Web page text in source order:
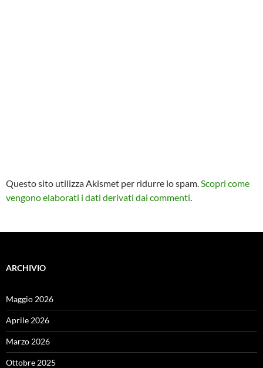
Questo sito utilizza Akismet per ridurre lo spam.Scopri come
vengono elaborati i dati derivati dai commenti.
ARCHIVIO
Maggio 2026
Aprile 2026
Marzo 2026
Ottobre 2025